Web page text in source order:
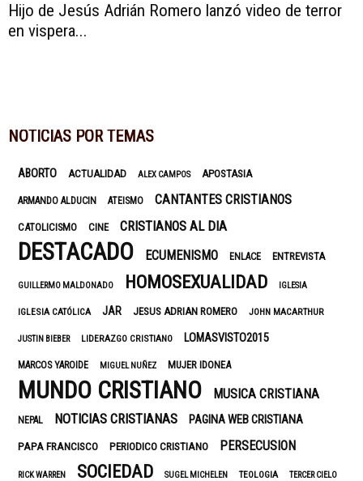
Hijo de Jesús Adrián Romero lanzó video de terror
en vispera...
NOTICIAS POR TEMAS
ABORTO ACTUALIDAD ALEX CAMPOS APOSTASIA
ARMANDO ALDUCIN ATEISMO CANTANTES CRISTIANOS
CATOLICISMO CINE CRISTIANOS AL DIA
DESTACADO ECUMENISMO ENLACE ENTREVISTA
GUILLERMO MALDONADO HOMOSEXUALIDAD IGLESIA
IGLESIA CATÓLICA JAR JESUS ADRIAN ROMERO JOHN MACARTHUR
JUSTIN BIEBER LIDERAZGO CRISTIANO LOMASVISTO2015
MARCOS YAROIDE MIGUEL NUÑEZ MUJER IDONEA
MUNDO CRISTIANO MUSICA CRISTIANA
NEPAL NOTICIAS CRISTIANAS PAGINA WEB CRISTIANA
PAPA FRANCISCO PERIODICO CRISTIANO PERSECUSION
RICK WARREN SOCIEDAD SUGEL MICHELEN TEOLOGIA TERCER CIELO